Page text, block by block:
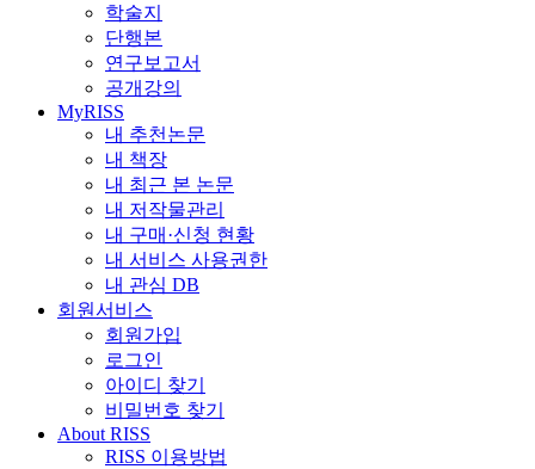
학술지
단행본
연구보고서
공개강의
MyRISS
내 추천논문
내 책장
내 최근 본 논문
내 저작물관리
내 구매·신청 현황
내 서비스 사용권한
내 관심 DB
회원서비스
회원가입
로그인
아이디 찾기
비밀번호 찾기
About RISS
RISS 이용방법